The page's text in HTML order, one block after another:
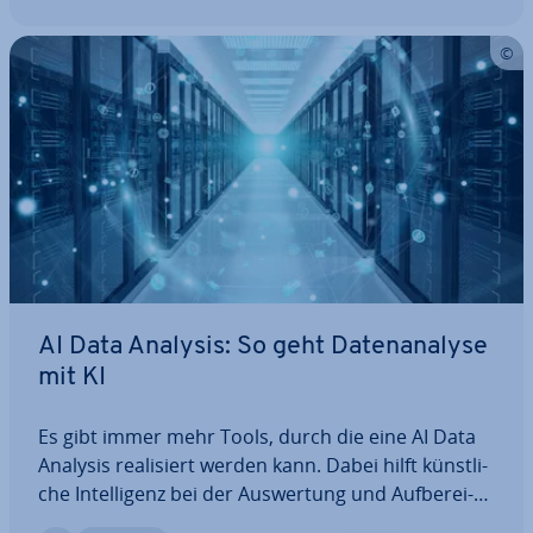
AI Data Analysis: So geht Da­ten­ana­ly­se
mit KI
Es gibt immer mehr Tools, durch die eine AI Data
Analysis rea­li­siert werden kann. Dabei hilft künst­li­
che In­tel­li­genz bei der Aus­wer­tung und Auf­be­rei­